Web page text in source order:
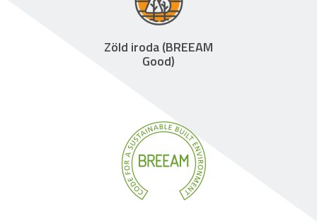
Zöld iroda (BREEAM
Good)